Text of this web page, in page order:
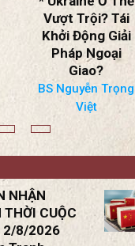
Thorsten Benner